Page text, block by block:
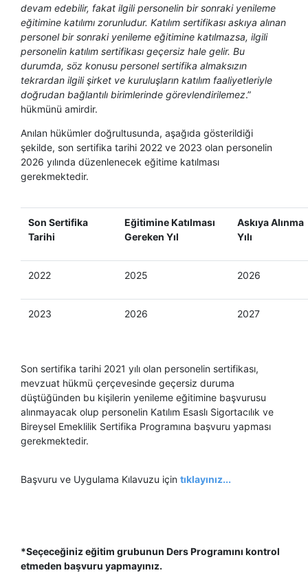
devam edebilir, fakat ilgili personelin bir sonraki yenileme
eğitimine katılımı zorunludur. Katılım sertifikası askıya alınan
personel bir sonraki yenileme eğitimine katılmazsa, ilgili
personelin katılım sertifikası geçersiz hale gelir. Bu
durumda, söz konusu personel sertifika almaksızın
tekrardan ilgili şirket ve kuruluşların katılım faaliyetleriyle
doğrudan bağlantılı birimlerinde görevlendirilemez.”
hükmünü amirdir.
Anılan hükümler doğrultusunda, aşağıda gösterildiği
şekilde, son sertifika tarihi 2022 ve 2023 olan personelin
2026 yılında düzenlenecek eğitime katılması
gerekmektedir.
Son Sertifika
Tarihi
Eğitimine Katılması
Gereken Yıl
Askıya Alınma
Yılı
2022 2025 2026
2023 2026 2027
Son sertifika tarihi 2021 yılı olan personelin sertifikası,
mevzuat hükmü çerçevesinde geçersiz duruma
düştüğünden bu kişilerin yenileme eğitimine başvurusu
alınmayacak olup personelin Katılım Esaslı Sigortacılık ve
Bireysel Emeklilik Sertifika Programına başvuru yapması
gerekmektedir.
Başvuru ve Uygulama Kılavuzu için tıklayınız...
*Seçeceğiniz eğitim grubunun Ders Programını kontrol
etmeden başvuru yapmayınız.